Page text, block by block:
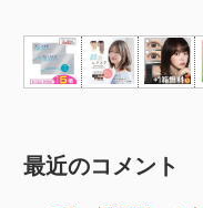
最近のコメント